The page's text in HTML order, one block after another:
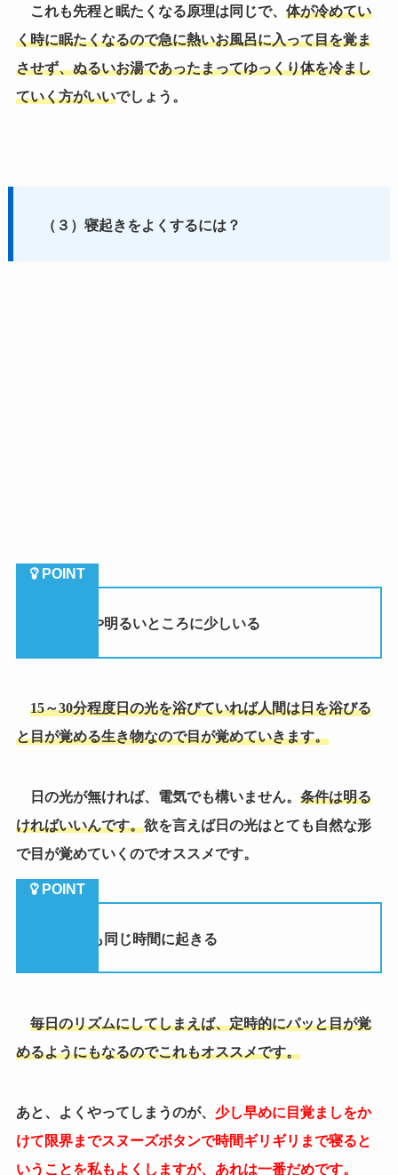
これも先程と眠たくなる原理は同じで、 体が冷めてい
く時に眠たくなるので急に熱いお風呂に入って目を覚ま
させず、ぬるいお湯であったまってゆっくり体を冷まし
ていく方がいいでしょう。
（３）寝起きをよくするには？
日光や明るいところに少しいる
15～30分程度日の光を浴びていれば人間は日を浴びる
と目が覚める生き物なので目が覚めていきます。
日の光が無ければ、電気でも構いません。 条件は明る
ければいいんです。欲を言えば日の光はとても自然な形
で目が覚めていくのでオススメです。
いつも同じ時間に起きる
毎日のリズムにしてしまえば、定時的にパッと目が覚
めるようにもなるのでこれもオススメです。
あと、よくやってしまうのが、 少し早めに目覚ましをか
けて限界までスヌーズボタンで時間ギリギリまで寝ると
いうことを私もよくしますが、あれは一番だめです。